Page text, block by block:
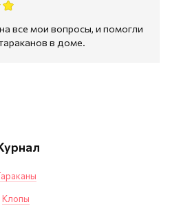
все мои вопросы, и помогли
в доме.
Клопы